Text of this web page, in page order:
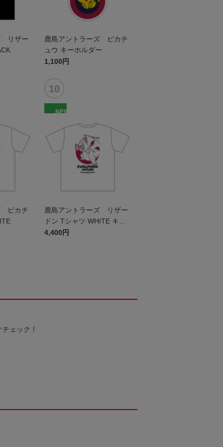
リザー
鹿島アントラーズ ピカチ
ュウ キーホルダー
1,100円
ピカチ
NEW
鹿島アントラーズ リザー
ドン Tシャツ WHITE キッ
ズ
4,400円
ェック！